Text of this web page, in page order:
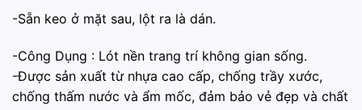
-Sẵn keo ở mặt sau, lột ra là dán.
-Công Dụng : Lót nền trang trí không gian sống.
-Được sản xuất từ nhựa cao cấp, chống trầy xước,
chống thấm nước và ẩm mốc, đảm bảo vẻ đẹp và chất